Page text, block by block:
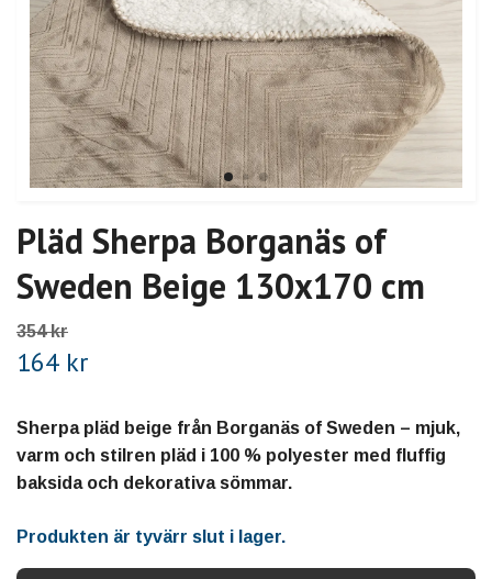
Pläd Sherpa Borganäs of
Sweden Beige 130x170 cm
354 kr
164 kr
Sherpa pläd beige från Borganäs of Sweden – mjuk,
varm och stilren pläd i 100 % polyester med fluffig
baksida och dekorativa sömmar.
Produkten är tyvärr slut i lager.